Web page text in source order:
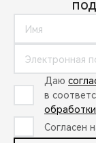
Даю
в
Согласен